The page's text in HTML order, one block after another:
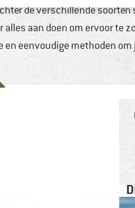
de verschillende
alles aan doen om ervoor te
en eenvoudige methoden om